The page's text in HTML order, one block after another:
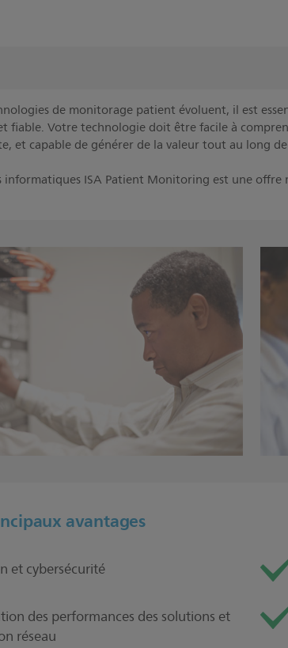
de monitorage patient évoluent, il est
fiable. Votre technologie doit être facile à
et capable de générer de la valeur tout au long de
informatiques ISA Patient Monitoring est une
avantages
et cybersécurité
des performances des solutions et
réseau